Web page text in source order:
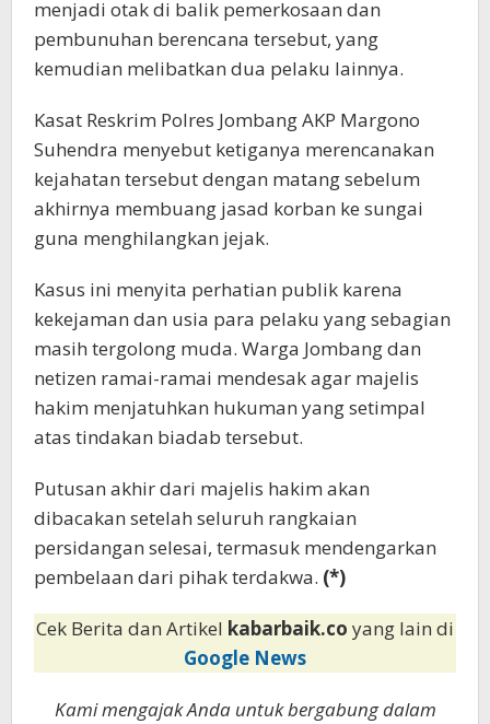
menjadi otak di balik pemerkosaan dan
pembunuhan berencana tersebut, yang
kemudian melibatkan dua pelaku lainnya.
Kasat Reskrim Polres Jombang AKP Margono
Suhendra menyebut ketiganya merencanakan
kejahatan tersebut dengan matang sebelum
akhirnya membuang jasad korban ke sungai
guna menghilangkan jejak.
Kasus ini menyita perhatian publik karena
kekejaman dan usia para pelaku yang sebagian
masih tergolong muda. Warga Jombang dan
netizen ramai-ramai mendesak agar majelis
hakim menjatuhkan hukuman yang setimpal
atas tindakan biadab tersebut.
Putusan akhir dari majelis hakim akan
dibacakan setelah seluruh rangkaian
persidangan selesai, termasuk mendengarkan
pembelaan dari pihak terdakwa. (*)
Cek Berita dan Artikel kabarbaik.co yang lain di
Google News
Kami mengajak Anda untuk bergabung dalam